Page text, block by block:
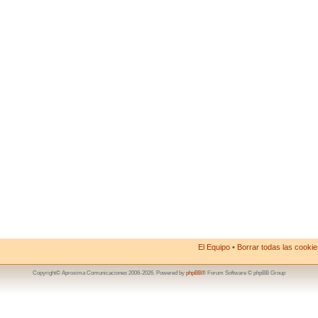
El Equipo • Borrar todas las
Copyright© Aproxima Comunicaciones 2006-2026. Powered by phpBB® Forum Software © phpBB Group